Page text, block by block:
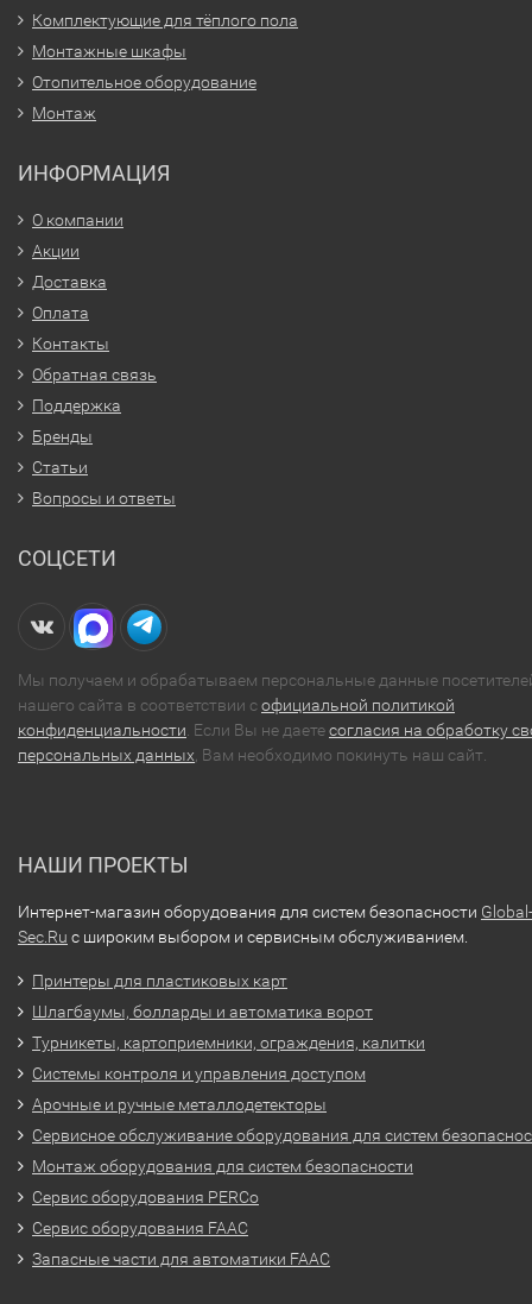
Комплектующие для тёплого пола
Монтажные шкафы
Отопительное оборудование
Монтаж
ИНФОРМАЦИЯ
О компании
Акции
Доставка
Оплата
Контакты
Обратная связь
Поддержка
Бренды
Статьи
Вопросы и ответы
СОЦСЕТИ
Мы получаем и обрабатываем персональные данные
нашего сайта в соответствии софициальной политикой
конфиденциальности . Если Вы не даетесогласия на обработку
персональных данных , Вам необходимо покинуть наш сайт.
НАШИ ПРОЕКТЫ
Интернет-магазин оборудования для систем безопасности Global-
Sec.Ru с широким выбором и сервисным обслуживанием.
Принтеры для пластиковых карт
Шлагбаумы, болларды и автоматика ворот
Турникеты, картоприемники, ограждения, калитки
Системы контроля и управления доступом
Арочные и ручные металлодетекторы
Сервисное обслуживание оборудования для систем
Монтаж оборудования для систем безопасности
Сервис оборудования PERCo
Сервис оборудования FAAC
Запасные части для автоматики FAAC